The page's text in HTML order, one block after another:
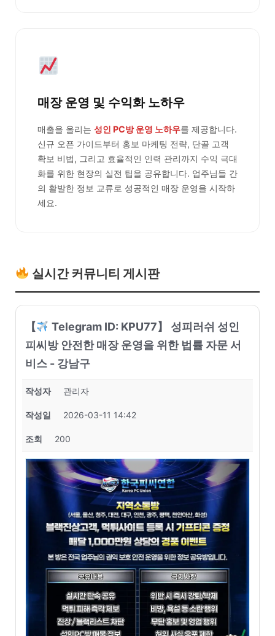
매장 운영 및 수익화 노하우
매출을 올리는 성인 PC방 운영 노하우를 제공합니다.
신규 오픈 가이드부터 홍보 마케팅 전략, 단골 고객
확보 비법, 그리고 효율적인 인력 관리까지 수익 극대
화를 위한 현장의 실전 팁을 공유합니다. 업주님들 간
의 활발한 정보 교류로 성공적인 매장 운영을 시작하
세요.
실시간 커뮤니티 게시판
【
Telegram ID: KPU77】 성피러쉬 성인
피씨방 안전한 매장 운영을 위한 법률 자문 서
비스 - 강남구
작성자 관리자
작성일 2026-03-11 14:42
조회 200